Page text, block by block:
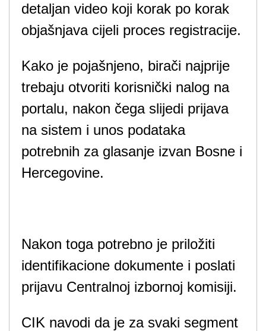
detaljan video koji korak po korak
objašnjava cijeli proces registracije.
Kako je pojašnjeno, birači najprije
trebaju otvoriti korisnički nalog na
portalu, nakon čega slijedi prijava
na sistem i unos podataka
potrebnih za glasanje izvan Bosne i
Hercegovine.
Nakon toga potrebno je priložiti
identifikacione dokumente i poslati
prijavu Centralnoj izbornoj komisiji.
CIK navodi da je za svaki segment